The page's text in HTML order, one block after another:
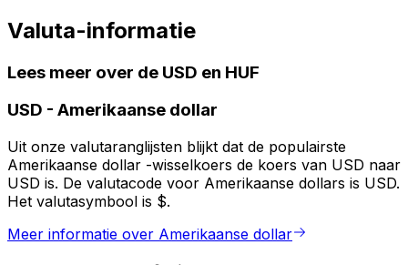
Valuta-informatie
Lees meer over de USD en HUF
USD - Amerikaanse dollar
Uit onze valutaranglijsten blijkt dat de populairste
Amerikaanse dollar -wisselkoers de koers van USD naar
USD is. De valutacode voor Amerikaanse dollars is USD.
Het valutasymbool is $.
Meer informatie over Amerikaanse dollar